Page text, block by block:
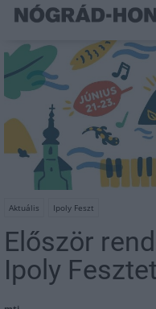
Aktuális Ipoly Feszt
Először
Ipoly Fesztet